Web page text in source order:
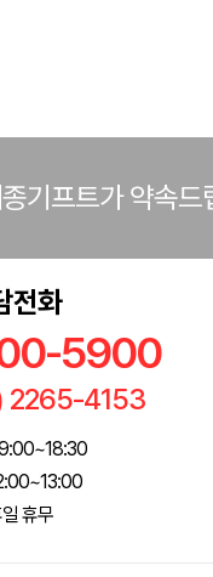
기프트가 약속드
전화
5900
2265-4153
휴무